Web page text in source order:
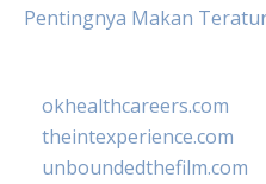
Pentingnya Makan
okhealthcareers.com
theintexperience.com
unboundedthefilm.com